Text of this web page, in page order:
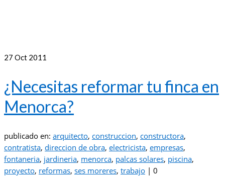
27 Oct 2011
¿Necesitas reformar tu finca en
Menorca?
publicado en: arquitecto, construccion, constructora,
contratista, direccion de obra, electricista, empresas,
fontaneria, jardineria, menorca, palcas solares, piscina,
proyecto, reformas, ses moreres, trabajo | 0